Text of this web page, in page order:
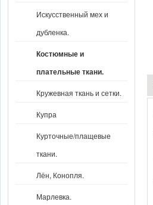
Искусственный мех и
дубленка.
Костюмные и
плательные ткани.
Кружевная ткань и сетки.
Купра
Курточные/плащевые
ткани.
Лён, Конопля.
Марлевка.